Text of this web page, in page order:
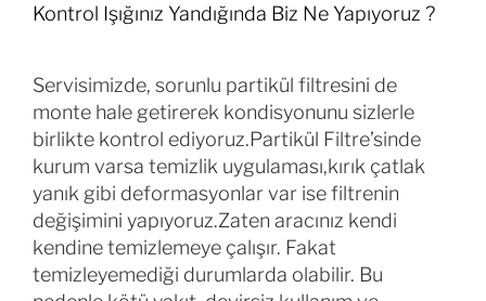
Kontrol Işığınız Yandığında Biz Ne Yapıyoruz ?
Servisimizde, sorunlu partikül filtresini de
monte hale getirerek kondisyonunu sizlerle
birlikte kontrol ediyoruz.Partikül Filtre’sinde
kurum varsa temizlik uygulaması,kırık çatlak
yanık gibi deformasyonlar var ise filtrenin
değişimini yapıyoruz.Zaten aracınız kendi
kendine temizlemeye çalışır. Fakat
temizleyemediği durumlarda olabilir. Bu